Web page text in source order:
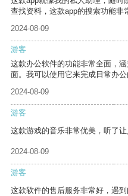
查找资料，这款app的搜索功能非
2024-08-09
游客
这款办公软件的功能非常全面，
面。我可以使用它来完成日常办公
2024-08-09
游客
这款游戏的音乐非常优美，听了让
2024-08-09
游客
这款软件的售后服务非常好，遇到